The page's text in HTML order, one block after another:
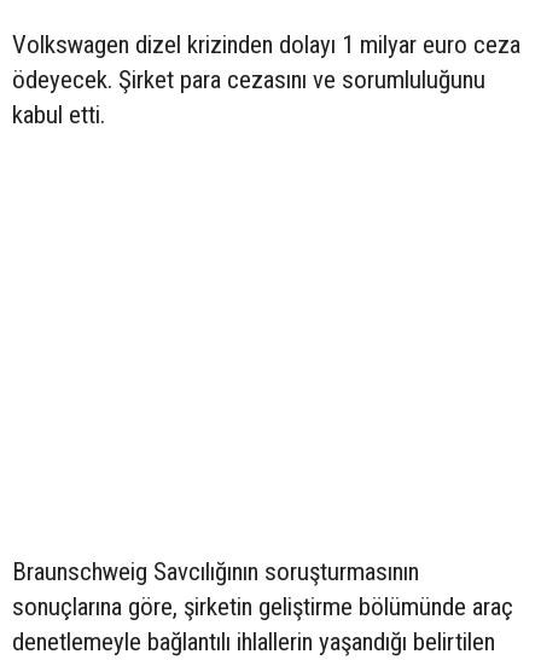
Volkswagen dizel krizinden dolayı 1 milyar euro ceza
ödeyecek. Şirket para cezasını ve sorumluluğunu
kabul etti.
Braunschweig Savcılığının soruşturmasının
sonuçlarına göre, şirketin geliştirme bölümünde araç
denetlemeyle bağlantılı ihlallerin yaşandığı belirtilen